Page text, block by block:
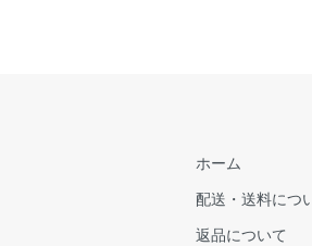
ホーム
配送・送料につ
返品について